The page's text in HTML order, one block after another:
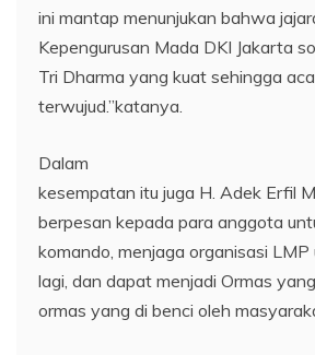
ini mantap menunjukan bahwa
Kepengurusan Mada DKI Jakarta
Tri Dharma yang kuat sehingga
terwujud.”katanya.
Dalam
kesempatan itu juga H. Adek Erfil
berpesan kepada para anggota
komando, menjaga organisasi LMP
lagi, dan dapat menjadi Ormas
ormas yang di benci oleh